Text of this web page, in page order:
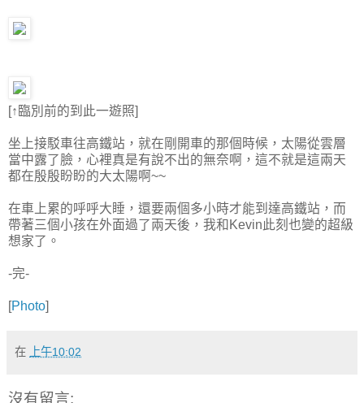
[↑臨別前的到此一遊照]
坐上接駁車往高鐵站，就在剛開車的那個時候，太陽從雲層
當中露了臉，心裡真是有說不出的無奈啊，這不就是這兩天
都在殷殷盼盼的大太陽啊~~
在車上累的呼呼大睡，還要兩個多小時才能到達高鐵站，而
帶著三個小孩在外面過了兩天後，我和Kevin此刻也變的超級
想家了。
-完-
[Photo]
在 上午10:02
沒有留言: